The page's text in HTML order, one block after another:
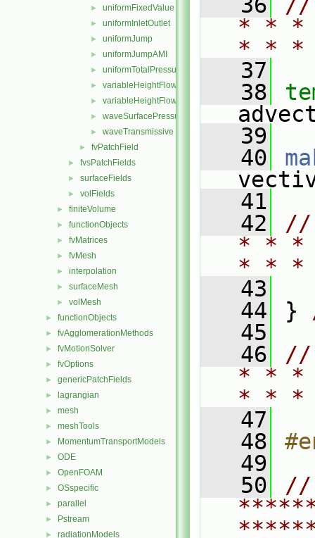
► uniformFixedValue
► uniformInletOutlet
► uniformJump
► uniformJumpAMI
► uniformTotalPressure
► variableHeightFlowRate
► variableHeightFlowRateInletVelocity
► waveSurfacePressure
► waveTransmissive
► fvPatchField
► fvsPatchFields
► surfaceFields
► volFields
► finiteVolume
► functionObjects
► fvMatrices
► fvMesh
► interpolation
► surfaceMesh
► volMesh
► functionObjects
► fvAgglomerationMethods
► fvMotionSolver
► fvOptions
► genericPatchFields
► lagrangian
► mesh
► meshTools
► MomentumTransportModels
► ODE
► OpenFOAM
► OSspecific
► parallel
► Pstream
► radiationModels
* * *
* *
   37
   38
   39
   40
   41
   42
//
* * *
* *
   43
   44
}
   45
   46
//
* * *
* *
   47
   48
   49
   50
//